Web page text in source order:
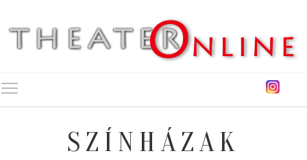
SZÍNHÁZAK